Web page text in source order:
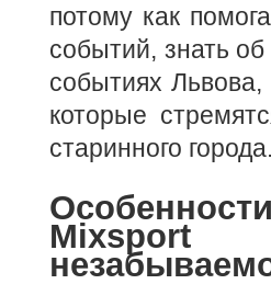
потому как
событий, знать
событиях
которые
старинного города.
Mixsport